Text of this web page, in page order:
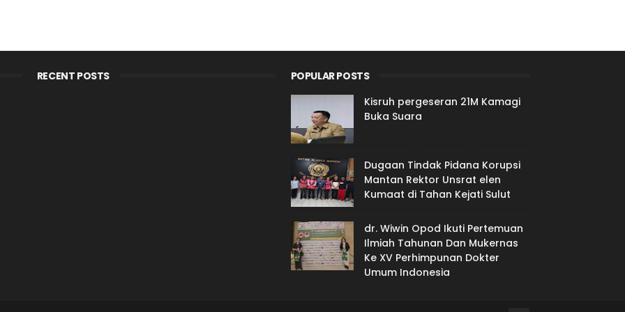
RECENT POSTS
POPULAR POSTS
Kisruh pergeseran 21M Kamagi
Buka Suara
Dugaan Tindak Pidana Korupsi
Mantan Rektor Unsrat elen
Kumaat di Tahan Kejati Sulut
dr. Wiwin Opod Ikuti Pertemuan
Ilmiah Tahunan Dan Mukernas
Ke XV Perhimpunan Dokter
Umum Indonesia